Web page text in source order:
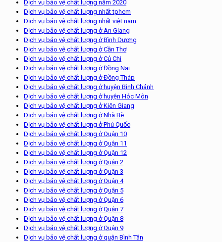
Dịch vụ bảo vệ chất lượng năm 2020
Dịch vụ bảo vệ chất lượng nhất tphcm
Dịch vụ bảo vệ chất lượng nhất việt nam
Dịch vụ bảo vệ chất lượng ở An Giang
Dịch vụ bảo vệ chất lượng ở Bình Dương
Dịch vụ bảo vệ chất lượng ở Cần Thơ
Dịch vụ bảo vệ chất lượng ở Củ Chi
Dịch vụ bảo vệ chất lượng ở Đồng Nai
Dịch vụ bảo vệ chất lượng ở Đồng Tháp
Dịch vụ bảo vệ chất lượng ở huyện Bình Chánh
Dịch vụ bảo vệ chất lượng ở huyện Hóc Môn
Dịch vụ bảo vệ chất lượng ở Kiên Giang
Dịch vụ bảo vệ chất lượng ở Nhà Bè
Dịch vụ bảo vệ chất lượng ở Phú Quốc
Dịch vụ bảo vệ chất lượng ở Quận 10
Dịch vụ bảo vệ chất lượng ở Quận 11
Dịch vụ bảo vệ chất lượng ở Quận 12
Dịch vụ bảo vệ chất lượng ở Quận 2
Dịch vụ bảo vệ chất lượng ở Quận 3
Dịch vụ bảo vệ chất lượng ở Quận 4
Dịch vụ bảo vệ chất lượng ở Quận 5
Dịch vụ bảo vệ chất lượng ở Quận 6
Dịch vụ bảo vệ chất lượng ở Quận 7
Dịch vụ bảo vệ chất lượng ở Quận 8
Dịch vụ bảo vệ chất lượng ở Quận 9
Dịch vụ bảo vệ chất lượng ở quận Bình Tân